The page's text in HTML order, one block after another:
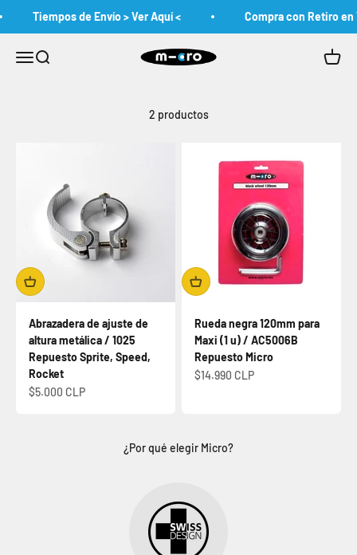
Tiempos de Envío > Ver Aquí < Compra con Retiro en
Abrir menú de navegación
Abrir búsqueda MicroChile Abrir
2 productos
Abrazadera de ajuste de
altura metálica / 1025
Repuesto Sprite, Speed,
Rocket
Precio de oferta
$5.000 CLP
Rueda negra 120mm para
Maxi (1 u) / AC5006B
Repuesto Micro
Precio de oferta
$14.990 CLP
¿Por qué elegir Micro?